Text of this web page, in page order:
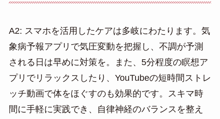
A2: スマホを活用したケアは多岐にわたります。気
象病予報アプリで気圧変動を把握し、不調が予測
される日は早めに対策を。また、5分程度の瞑想ア
プリでリラックスしたり、YouTubeの短時間ストレ
ッチ動画で体をほぐすのも効果的です。スキマ時
間に手軽に実践でき、自律神経のバランスを整え